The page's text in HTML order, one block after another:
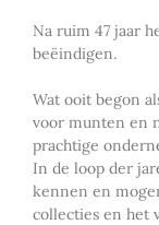
Na ruim 47 jaar
beëindigen.
Wat ooit begon
voor munten en
prachtige
In de loop der
kennen en
collecties en het